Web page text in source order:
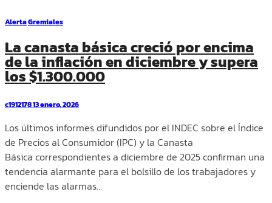
AlertaGremiales
La canasta básica creció por encima
de la inflación en diciembre y supera
los $1.300.000
c191217813 enero, 2026
Los últimos informes difundidos por el INDEC sobre el Índice
de Precios al Consumidor (IPC) y la Canasta
Básica correspondientes a diciembre de 2025 confirman una
tendencia alarmante para el bolsillo de los trabajadores y
enciende las alarmas…